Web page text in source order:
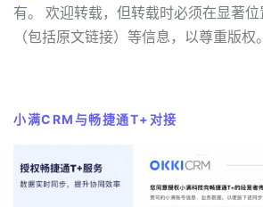
有。 欢迎转载，但转载时必须在显著
（包括原文链接）等信息，以尊重版权。
小满CRM与畅捷通T+对接